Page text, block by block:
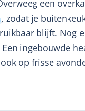
een
, zodat je
blijft. Nog
Een ingebouwde
op frisse